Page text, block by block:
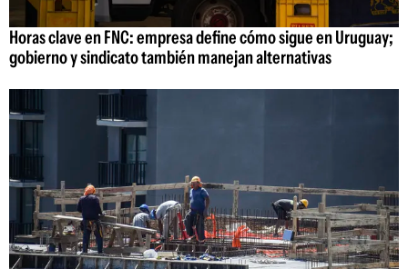
Horas clave en FNC: empresa define cómo sigue en Uruguay;
gobierno y sindicato también manejan alternativas